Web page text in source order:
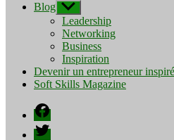
Blog Afficher
le
sous-
menu
Leadership
Networking
Business
Inspiration
Devenir un entrepreneur
Soft Skills Magazine
Facebook
Twitter